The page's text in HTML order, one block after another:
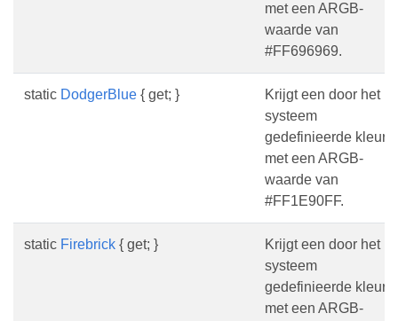
met een ARGB-
waarde van
#FF696969.
static DodgerBlue { get; }
Krijgt een door het
systeem
gedefinieerde kleur
met een ARGB-
waarde van
#FF1E90FF.
static Firebrick { get; }
Krijgt een door het
systeem
gedefinieerde kleur
met een ARGB-